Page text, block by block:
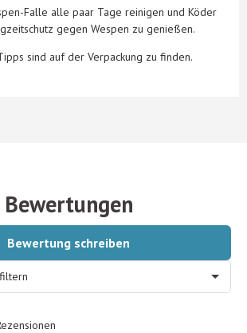
Falle alle paar Tage reinigen und Köder
gegen Wespen zu genießen.
sind auf der Verpackung zu finden.
Bewertungen
Bewertung schreiben